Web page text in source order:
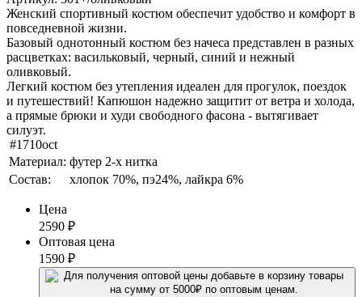
Женский спортивный костюм обеспечит удобство и комфорт в
повседневной жизни.
Базовый однотонный костюм без начеса представлен в разных
расцветках: васильковый, черный, синий и нежный
оливковый.
Легкий костюм без утепления идеален для прогулок, поездок
и путешествий! Капюшон надежно защитит от ветра и холода,
а прямые брюки и худи свободного фасона - вытягивает
силуэт.
#1710oct
Материал: футер 2-х нитка
Состав:
хлопок 70%, пэ24%, лайкра 6%
Цена
2590 ₽
Оптовая цена
1590 ₽